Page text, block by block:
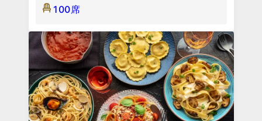
100席